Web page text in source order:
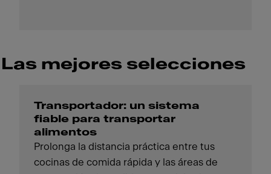
Las mejores selecciones
Transportador: un sistema
fiable para transportar
alimentos
Prolonga la distancia práctica entre tus
cocinas de comida rápida y las áreas de